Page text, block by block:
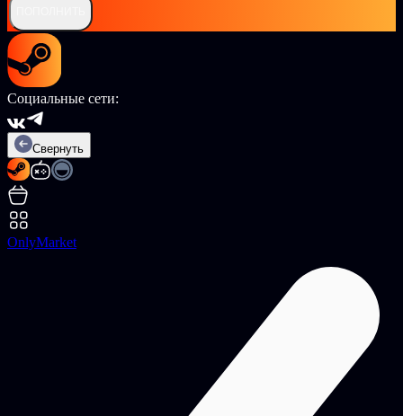
Социальные сети:
Свернуть
OnlyMarket